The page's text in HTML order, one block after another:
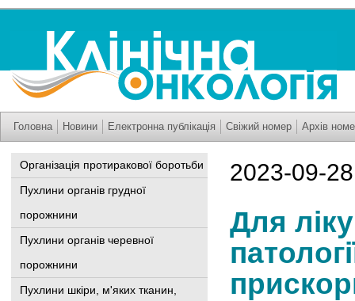
Головна Новини Електронна публікація Свіжий номер Архів
Організація протиракової боротьби
Пухлини органів грудної
порожнини
Пухлини органів черевної
порожнини
Пухлини шкіри, м'яких тканин,
2023-09-
Для